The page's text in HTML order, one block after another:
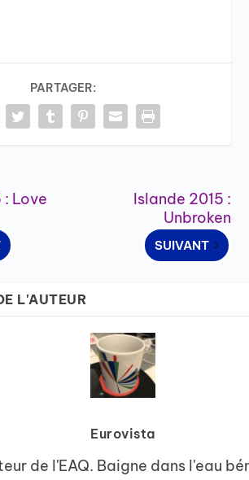
PARTAGER:
Love
Islande 2015 :
Unbroken
SUIVANT
L'AUTEUR
Eurovista
de l'EAQ. Baigne dans l'eau